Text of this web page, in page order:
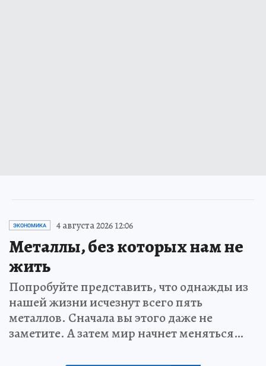
ЭКОНОМИКА 4 августа 2026 12:06
Металлы, без которых нам не
жить
Попробуйте представить, что однажды из
нашей жизни исчезнут всего пять
металлов. Сначала вы этого даже не
заметите. А затем мир начнет меняться…